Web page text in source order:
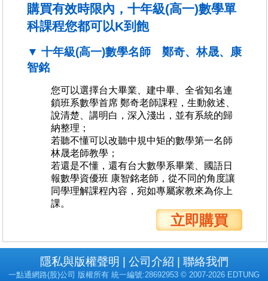
購買有效時限內，十年級(高一)數學單
科課程您都可以K到飽
▼ 十年級(高一)數學名師 鄭奇、林晟、康
智銘
您可以選擇台大畢業、建中畢、全省知名連
鎖班系數學首席 鄭奇老師課程，生動敘述、
說清楚、講明白，深入淺出，並有系統的歸
納整理；
若聽不懂可以改聽中規中矩的數學第一名師
林晟老師教學；
若還是不懂，還有台大數學系畢業、國語日
報數學資優班 康智銘老師，從不同的角度讓
同學理解課程內容，宛如專屬家教來為你上
課。
立即購買
隱私與版權聲明 公司介紹 聯絡我們
一點通網路(股)公司 版權所有 統一編號:28692953 © 2007-2026 EDTUNG